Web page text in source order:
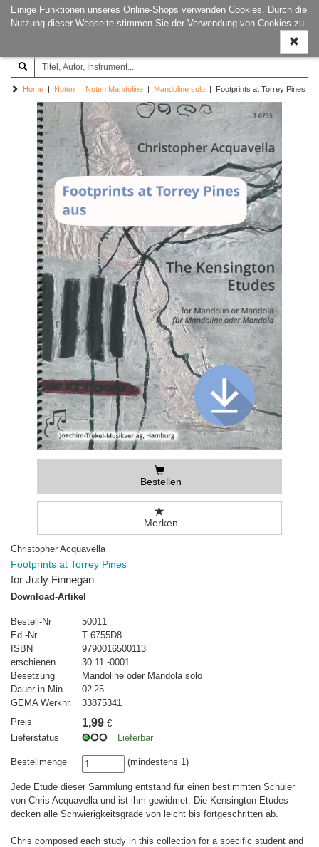
Einige Funktionen unseres Online-Shops verwenden Cookies. Durch die
Nutzung dieser Webseite stimmen Sie der Verwendung von Cookies zu.
ein-/
Joachim‐Trekel‐Musikverlag,
Hamburg
Home | Noten | Noten Mandoline | Mandoline solo | Footprints at Torrey Pines
Bestellen
Merken
Christopher Acquavella
Footprints at Torrey Pines
for Judy Finnegan
Download-Artikel
Bestell-Nr
50011
Ed.-Nr
T 6755D8
ISBN
9790016500113
erschienen
30.11.-0001
Besetzung
Mandoline oder Mandola solo
Dauer in Min.
02’25
GEMA Werknr.
33875341
Preis
1,99 €
Lieferstatus
Lieferbar
Bestellmenge (mindestens 1)
Jede Etüde dieser Sammlung entstand für einen bestimmten Schüler
von Chris Acquavella und ist ihm gewidmet. Die Kensington-Etudes
decken alle Schwierigkeitsgrade von leicht bis fortgeschritten ab.
Chris composed each study in this collection for a specific student and